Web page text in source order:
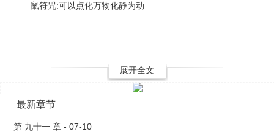
鼠符咒:可以点化万物化静为动
展开全文
最新章节
第 九十一 章 - 07-10